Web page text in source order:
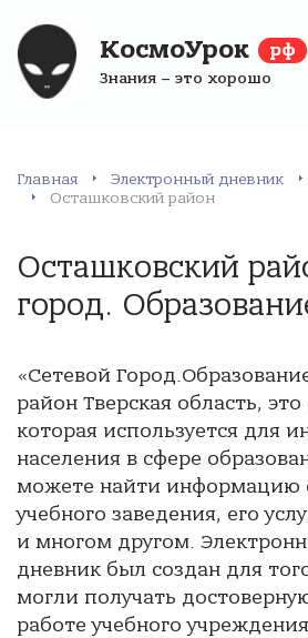
КосмоУрок рф
Знания – это хорошо
Главная Электронный дневник
Осташковский район
Осташковский
город.
«Сетевой
район Тверская область,
которая используется для
населения в сфере
можете найти информацию
учебного заведения, его
и многом другом.
дневник был создан для
могли получать
работе учебного